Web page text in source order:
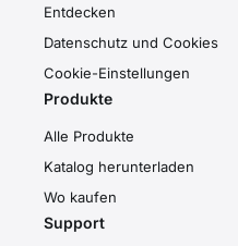
Entdecken
Datenschutz und Cookies
Cookie-Einstellungen
Produkte
Alle Produkte
Katalog herunterladen
Wo kaufen
Support